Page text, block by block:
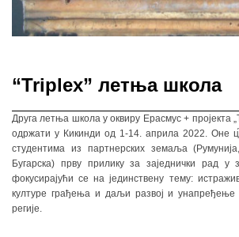
“Triplex” летња школа
Друга летња школа у оквиру Ерасмус + пројекта
одржати у Кикинди од 1-14. априла 2022. Оне
студентима из партнерских земаља
Бугарска) прву прилику за заједнички рад у
фокусирајући се на јединствену тему:
културе грађења и даљи развој и унапређење
регије.